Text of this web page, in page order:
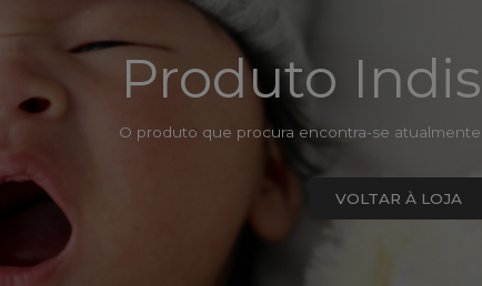
Produto
O produto que procura encontra-se
VOLTAR À LOJA